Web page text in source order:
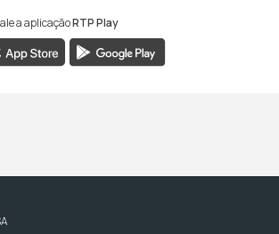
Madeira
Madeira
a aplicaçãoRTP Play